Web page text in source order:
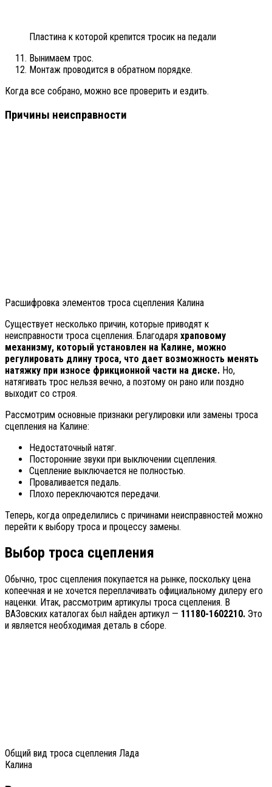
Пластина к которой крепится тросик на педали
Вынимаем трос.
Монтаж проводится в обратном порядке.
Когда все собрано, можно все проверить и ездить.
Причины неисправности
Расшифровка элементов троса сцепления Калина
Существует несколько причин, которые приводят к
неисправности троса сцепления. Благодаря храповому
механизму, который установлен на Калине, можно
регулировать длину троса, что дает возможность менять
натяжку при износе фрикционной части на диске. Но,
натягивать трос нельзя вечно, а поэтому он рано или поздно
выходит со строя.
Рассмотрим основные признаки регулировки или замены троса
сцепления на Калине:
Недостаточный натяг.
Посторонние звуки при выключении сцепления.
Сцепление выключается не полностью.
Проваливается педаль.
Плохо переключаются передачи.
Теперь, когда определились с причинами неисправностей можно
перейти к выбору троса и процессу замены.
Выбор троса сцепления
Обычно, трос сцепления покупается на рынке, поскольку цена
копеечная и не хочется переплачивать официальному дилеру его
наценки. Итак, рассмотрим артикулы троса сцепления. В
ВАЗовских каталогах был найден артикул — 11180-1602210. Это
и является необходимая деталь в сборе.
Общий вид троса сцепления Лада
Калина